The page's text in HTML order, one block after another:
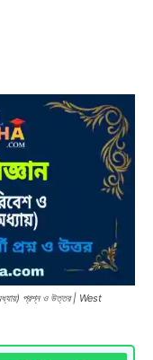
অধ্যায়) প্রশ্ন ও উত্তর | West